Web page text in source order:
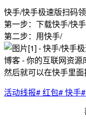
快手/快手极速版扫码
第一步：下载快手/快
第二步：用快手/
然后就可以在快手里面
活动线报# 红包# 快手